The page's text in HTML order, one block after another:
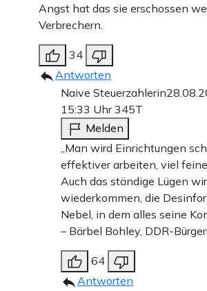
Angst hat das sie erschossen
Verbrechern.
34
Antworten
Naive Steuerzahlerin
15:33 Uhr345T
Melden
„Man wird Einrichtungen
effektiver arbeiten, viel
Auch das ständige Lügen
wiederkommen, die
Nebel, in dem alles seine
– Bärbel Bohley, DDR-
64
Antworten